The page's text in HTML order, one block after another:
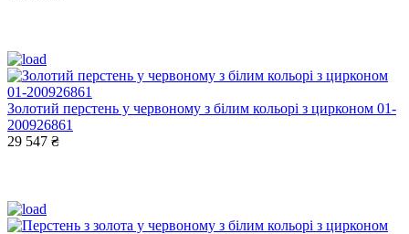
Золотий перстень у червоному з білим кольорі з цирконом 01-
200926861
29 547 ₴